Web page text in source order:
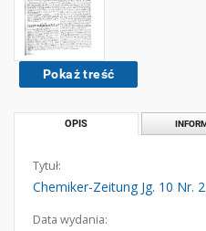
Pokaż treść
OPIS
Tytuł:
Chemiker-Zeitung Jg. 10 Nr.
Data wydania: